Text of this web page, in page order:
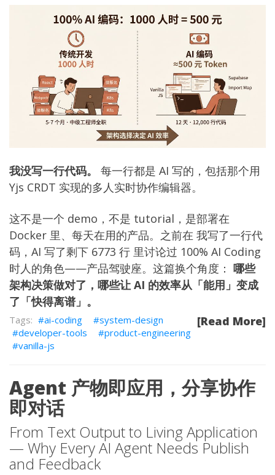
我没写一行代码。
每一行都是 AI 写的，包括那个用
Yjs CRDT 实现的多人实时协作编辑器。
这不是一个 demo，不是 tutorial，是部署在
Docker 里、每天在用的产品。之前在 我写了一行代
码，AI 写了剩下 6773 行 里讨论过 100% AI Coding
时人的角色——产品驾驶座。这篇换个角度： 哪些
架构决策做对了，哪些让 AI 的效率从「能用」变成
了「快得离谱」。
[Read More]
ai-coding
system-design
developer-tools
product-engineering
vanilla-js
Agent 产物即应用，分享协作
即对话
From Text Output to Living Application
— Why Every AI Agent Needs Publish
and Feedback